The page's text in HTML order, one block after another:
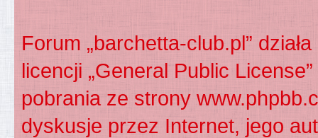
Forum „barchetta-club.pl”
licencji „General Public License
pobrania ze strony
dyskusje przez Internet, jego